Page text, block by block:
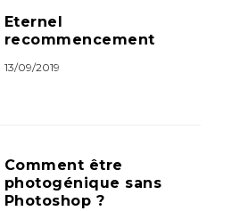
Eternel
recommencement
13/09/2019
Comment être
photogénique sans
Photoshop ?